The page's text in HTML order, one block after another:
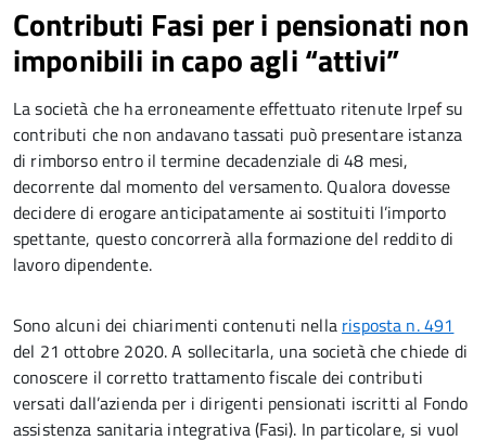
Contributi Fasi per i pensionati non
imponibili in capo agli “attivi”
La società che ha erroneamente effettuato ritenute Irpef su
contributi che non andavano tassati può presentare istanza
di rimborso entro il termine decadenziale di 48 mesi,
decorrente dal momento del versamento. Qualora dovesse
decidere di erogare anticipatamente ai sostituiti l’importo
spettante, questo concorrerà alla formazione del reddito di
lavoro dipendente.
Sono alcuni dei chiarimenti contenuti nella risposta n. 491
del 21 ottobre 2020. A sollecitarla, una società che chiede di
conoscere il corretto trattamento fiscale dei contributi
versati dall’azienda per i dirigenti pensionati iscritti al Fondo
assistenza sanitaria integrativa (Fasi). In particolare, si vuol